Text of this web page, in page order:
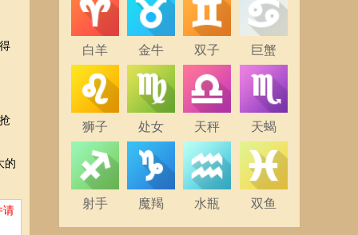
的
请
白羊 金牛 双子 巨蟹
狮子 处女 天秤 天蝎
射手 魔羯 水瓶 双鱼